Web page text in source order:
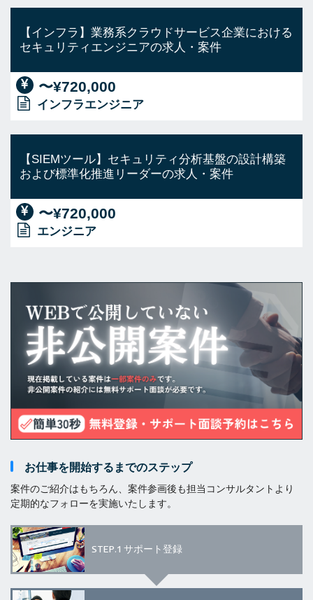
【インフラ】業務系クラウドサービス企業における
セキュリティエンジニアの求人・案件
〜¥720,000
インフラエンジニア
【SIEMツール】セキュリティ分析基盤の設計構築
および標準化推進リーダーの求人・案件
〜¥720,000
エンジニア
お仕事を開始するまでのステップ
案件のご紹介はもちろん、案件参画後も担当コンサルタントより
定期的なフォローを実施いたします。
STEP.1 サポート登録